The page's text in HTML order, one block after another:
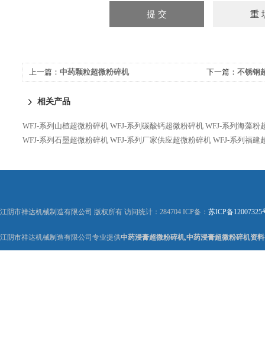
上一篇： 中药颗粒超微粉碎机 下一篇： 不锈钢
相关产品
WFJ-系列山楂超微粉碎机 WFJ-系列碳酸钙超微粉碎机 WFJ-系列海藻粉
WFJ-系列石墨超微粉碎机 WFJ-系列厂家供应超微粉碎机 WFJ-系列福建
江阴市祥达机械制造有限公司 版权所有 访问统计：284704 ICP备： 苏ICP备12007325
江阴市祥达机械制造有限公司专业提供中药浸膏超微粉碎机,中药浸膏超微粉碎机资料